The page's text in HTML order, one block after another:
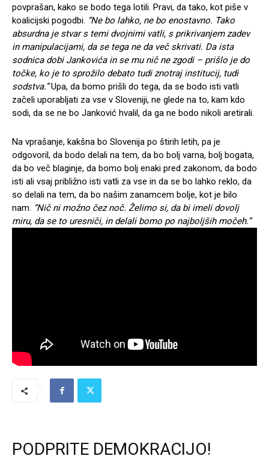
povprašan, kako se bodo tega lotili. Pravi, da tako, kot piše v
koalicijski pogodbi. “Ne bo lahko, ne bo enostavno. Tako
absurdna je stvar s temi dvojnimi vatli, s prikrivanjem zadev
in manipulacijami, da se tega ne da več skrivati. Da ista
sodnica dobi Jankovića in se mu nič ne zgodi – prišlo je do
točke, ko je to sprožilo debato tudi znotraj institucij, tudi
sodstva.”Upa, da bomo prišli do tega, da se bodo isti vatli
začeli uporabljati za vse v Sloveniji, ne glede na to, kam kdo
sodi, da se ne bo Janković hvalil, da ga ne bodo nikoli aretirali.
Na vprašanje, kakšna bo Slovenija po štirih letih, pa je
odgovoril, da bodo delali na tem, da bo bolj varna, bolj bogata,
da bo več blaginje, da bomo bolj enaki pred zakonom, da bodo
isti ali vsaj približno isti vatli za vse in da se bo lahko reklo, da
so delali na tem, da bo našim zanamcem bolje, kot je bilo
nam. “Nič ni možno čez noč. Želimo si, da bi imeli dovolj
miru, da se to uresniči, in delali bomo po najboljših močeh.”
PODPRITE DEMOKRACIJO!